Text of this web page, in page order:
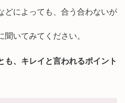
どによっても、合う合わないが
いてみてください。
も、キレイと言われるポイント